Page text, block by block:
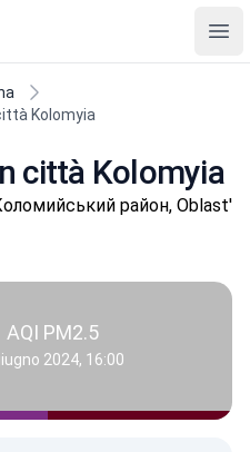
Kolomyia
città Kolomyia
район, Oblast'
AQI PM2.5
2024, 16:00